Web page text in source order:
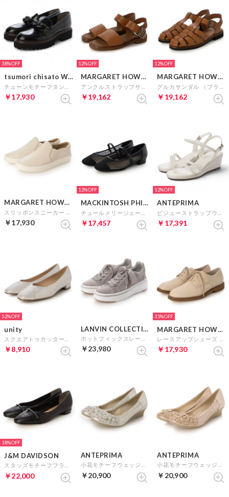
38%
tsumori chisato WALK
￥17,930
12%
MARGARET HOWELL idea
￥19,162
12%
MARGARET HOWELL idea
￥19,162
MARGARET HOWELL idea
￥17,930
12%
MACKINTOSH PHILOSOPHY
￥17,457
12%
ANTEPRIMA
￥17,391
52%
unity
￥8,910
LANVIN COLLECTION
￥23,980
35%
MARGARET HOWELL idea
￥17,930
18%
J&M DAVIDSON
￥22,000
ANTEPRIMA
￥20,900
ANTEPRIMA
￥20,900